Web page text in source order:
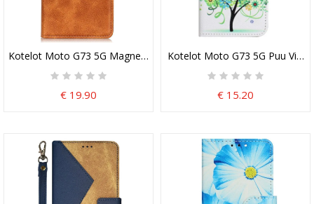
Kotelot Moto G73 5G Magneettinen Painike
€ 19.90
Kotelot Moto G73 5G Puu
€ 15.20